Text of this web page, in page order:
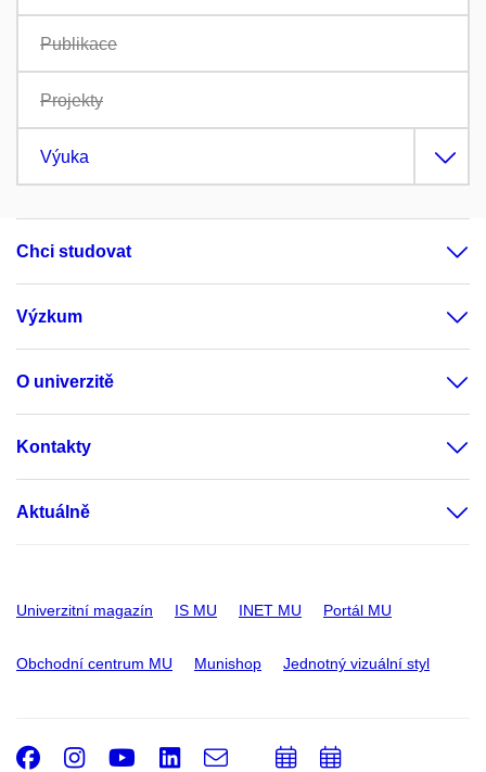
Publikace
Projekty
Výuka
Chci studovat
Výzkum
O univerzitě
Kontakty
Aktuálně
Univerzitní magazín IS MU INET MU Portál MU
Obchodní centrum MU Munishop Jednotný vizuální styl
Facebook
Instagram
Youtube
LinkedIn
e-
PřidatPřidat